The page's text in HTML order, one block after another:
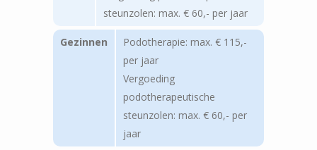
steunzolen: max. € 60,- per jaar
Gezinnen
Podotherapie: max. € 115,-
per jaar
Vergoeding
podotherapeutische
steunzolen: max. € 60,- per
jaar